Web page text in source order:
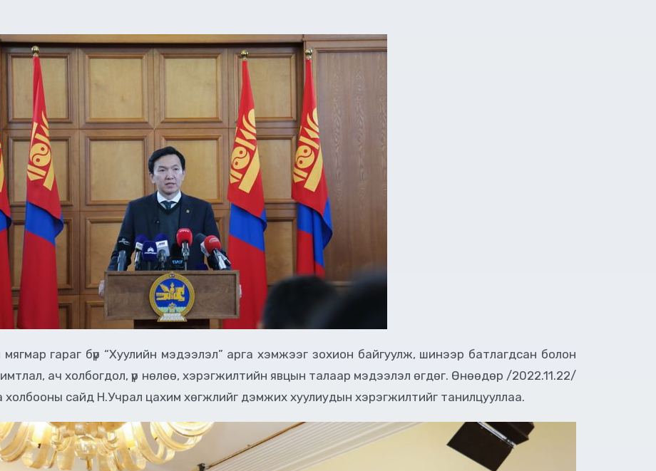
гараг бүр “Хуулийн мэдээлэл” арга хэмжээг зохион байгуулж, шинээр батлагдсан болон
ач холбогдол, үр нөлөө, хэрэгжилтийн явцын талаар мэдээлэл өгдөг. Өнөөдөр /2022.11.22/
холбооны сайд Н.Учрал цахим хөгжлийг дэмжих хуулиудын хэрэгжилтийг танилцууллаа.